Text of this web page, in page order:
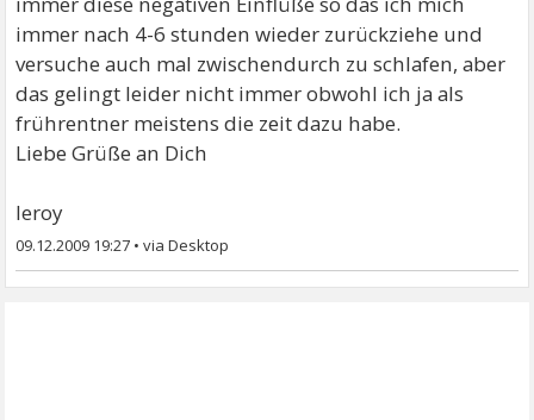
immer nach 4-6 stunden wieder zurückziehe und
versuche auch mal zwischendurch zu schlafen, aber
das gelingt leider nicht immer obwohl ich ja als
frührentner meistens die zeit dazu habe.
Liebe Grüße an Dich
leroy
09.12.2009 19:27 •